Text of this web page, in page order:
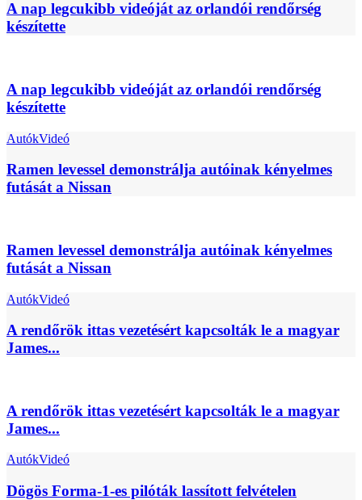
A nap legcukibb videóját az orlandói rendőrség
készítette
A nap legcukibb videóját az orlandói rendőrség
készítette
AutókVideó
Ramen levessel demonstrálja autóinak kényelmes
futását a Nissan
Ramen levessel demonstrálja autóinak kényelmes
futását a Nissan
AutókVideó
A rendőrök ittas vezetésért kapcsolták le a magyar
James...
A rendőrök ittas vezetésért kapcsolták le a magyar
James...
AutókVideó
Dögös Forma-1-es pilóták lassított felvételen